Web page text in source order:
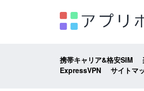
携帯キャリア&格安SIM
ExpressVPN
サイトマ